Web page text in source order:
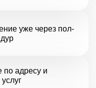
уже через пол-
по адресу и